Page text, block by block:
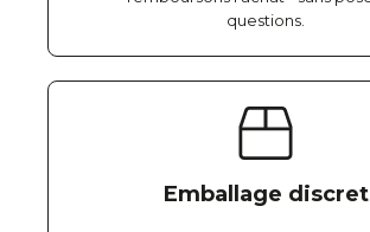
questions.
Emballage discret